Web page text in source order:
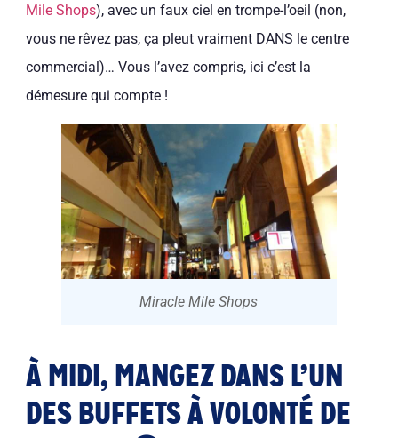
Mile Shops), avec un faux ciel en trompe-l’oeil (non,
vous ne rêvez pas, ça pleut vraiment DANS le centre
commercial)… Vous l’avez compris, ici c’est la
démesure qui compte !
Miracle Mile Shops
À MIDI, MANGEZ DANS L’UN
DES BUFFETS À VOLONTÉ DE